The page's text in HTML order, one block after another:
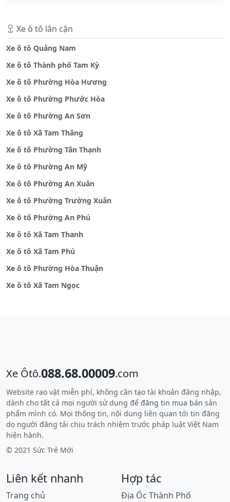
Xe ô tô lân cận
Xe ô tô Quảng Nam
Xe ô tô Thành phố Tam Kỳ
Xe ô tô Phường Hòa Hương
Xe ô tô Phường Phước Hòa
Xe ô tô Phường An Sơn
Xe ô tô Xã Tam Thăng
Xe ô tô Phường Tân Thạnh
Xe ô tô Phường An Mỹ
Xe ô tô Phường An Xuân
Xe ô tô Phường Trường Xuân
Xe ô tô Phường An Phú
Xe ô tô Xã Tam Thanh
Xe ô tô Xã Tam Phú
Xe ô tô Phường Hòa Thuận
Xe ô tô Xã Tam Ngọc
Xe Ôtô.088.68.00009.com
Website rao vặt miễn phí, không cần tạo tài khoản đăng nhập,
dành cho tất cả mọi người sử dụng để đăng tin mua bán sản
phẩm mình có. Mọi thông tin, nội dung liên quan tới tin đăng
do người đăng tải chịu trách nhiệm trước pháp luật Việt Nam
hiện hành.
© 2021 Sức Trẻ Mới
Liên kết nhanh
Trang chủ
Hợp tác
Địa Ốc Thành Phố